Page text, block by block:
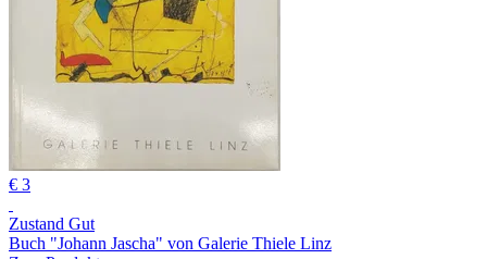
€ 3
Zustand Gut
Buch "Johann Jascha" von Galerie Thiele Linz